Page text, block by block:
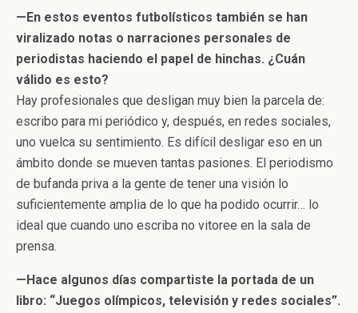
—En estos eventos futbolísticos también se han
viralizado notas o narraciones personales de
periodistas haciendo el papel de hinchas. ¿Cuán
válido es esto?
Hay profesionales que desligan muy bien la parcela de:
escribo para mi periódico y, después, en redes sociales,
uno vuelca su sentimiento. Es difícil desligar eso en un
ámbito donde se mueven tantas pasiones. El periodismo
de bufanda priva a la gente de tener una visión lo
suficientemente amplia de lo que ha podido ocurrir… lo
ideal que cuando uno escriba no vitoree en la sala de
prensa.
—Hace algunos días compartiste la portada de un
libro: “Juegos olímpicos, televisión y redes sociales”.